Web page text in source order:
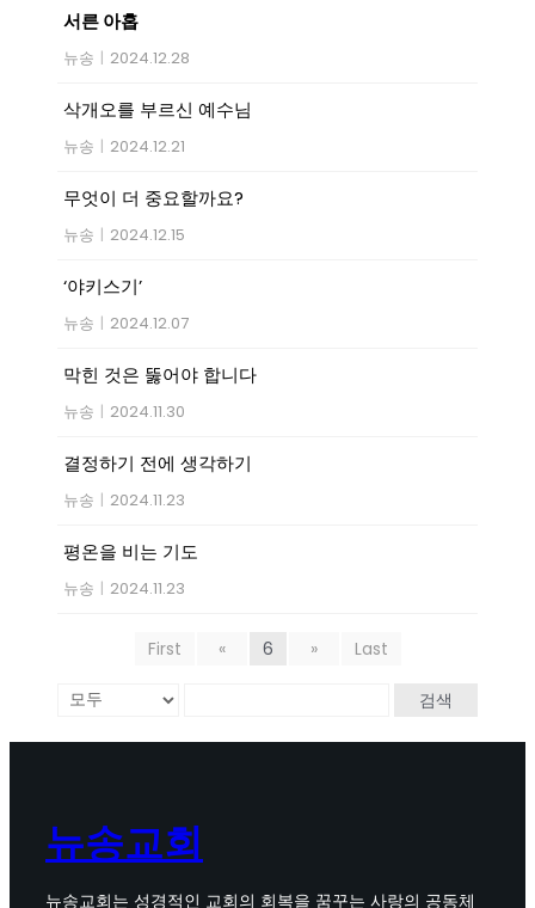
서른 아홉
뉴송 | 2024.12.28
삭개오를 부르신 예수님
뉴송 | 2024.12.21
무엇이 더 중요할까요?
뉴송 | 2024.12.15
‘야키스기’
뉴송 | 2024.12.07
막힌 것은 뚫어야 합니다
뉴송 | 2024.11.30
결정하기 전에 생각하기
뉴송 | 2024.11.23
평온을 비는 기도
뉴송 | 2024.11.23
First « 6 » Last
검색
뉴송교회
뉴송교회는 성경적인 교회의 회복을 꿈꾸는 사랑의 공동체